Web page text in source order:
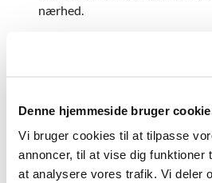
Denne hjemmeside bruger
Vi bruger cookies til at tilpasse
annoncer, til at vise dig funktioner
at analysere vores trafik. Vi deler
nærhed.
Det er gratis at deltage, og
er der mulighed for en
baby.
Du kan tilmelde dig holdet i
Gård, Gl. Randersvej 4,
sms 23466943 til kirke-
Helle Kloster.